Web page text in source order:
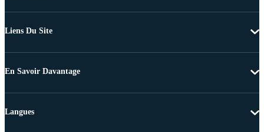
Liens Du Site
En Savoir Davantage
Langues